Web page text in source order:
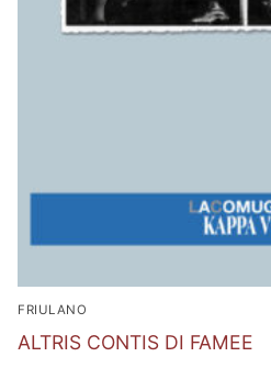
FRIULANO
ALTRIS CONTIS DI FAMEE